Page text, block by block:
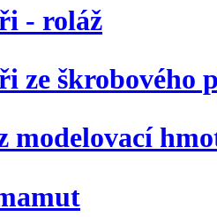
- roláž
ze škrobového
modelovací